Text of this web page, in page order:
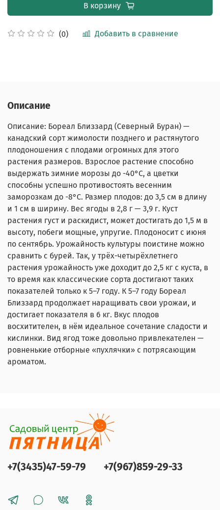
(0) Добавить в сравнение
В корзину
Описание
Описание: Бореал Близзард (Северный Буран) —
канадский сорт жимолости позднего и растянутого
плодоношения с плодами огромных для этого
растения размеров. Взрослое растение способно
выдержать зимние морозы до -40°С, а цветки
способны успешно противостоять весенним
заморозкам до -8°С. Размер плодов: до 3,5 см в длину
и 1 см в ширину. Вес ягоды в 2,8 г — 3,9 г. Куст
растения густ и раскидист, может достигать до 1,5 м в
высоту, побеги мощные, упругие. Плодоносит с июня
по сентябрь. Урожайность культуры поистине можно
сравнить с бурей. Так, у трёх-четырёхлетнего
растения урожайность уже доходит до 2,5 кг с куста, в
то время как классические сорта достигают таких
показателей только к 5–7 году. К 5–7 году Бореал
Близзард продолжает наращивать свои урожаи, и
достигает показателя в 6 кг. Вкус плодов
восхитителен, в нём идеальное сочетание сладости и
кислинки. Вид ягод тоже довольно привлекателен —
ровненькие отборные «пухлячки» с потрясающим
ароматом.
+7(3435)47-59-79 +7(967)859-29-33